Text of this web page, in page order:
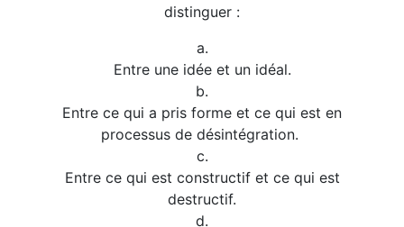
distinguer :
a.
Entre une idée et un idéal.
b.
Entre ce qui a pris forme et ce qui est en
processus de désintégration.
c.
Entre ce qui est constructif et ce qui est
destructif.
d.